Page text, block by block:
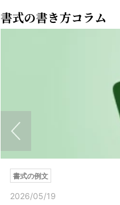
書式の書き方コラム
書式の例文
2026/05/19